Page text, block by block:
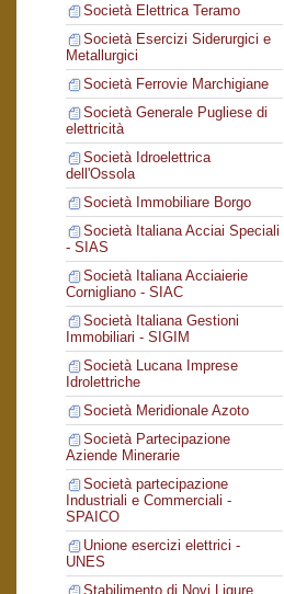
Società Elettrica Teramo
Società Esercizi Siderurgici e
Metallurgici
Società Ferrovie Marchigiane
Società Generale Pugliese di
elettricità
Società Idroelettrica
dell'Ossola
Società Immobiliare Borgo
Società Italiana Acciai Speciali
- SIAS
Società Italiana Acciaierie
Cornigliano - SIAC
Società Italiana Gestioni
Immobiliari - SIGIM
Società Lucana Imprese
Idrolettriche
Società Meridionale Azoto
Società Partecipazione
Aziende Minerarie
Società partecipazione
Industriali e Commerciali -
SPAICO
Unione esercizi elettrici -
UNES
Stabilimento di Novi Ligure